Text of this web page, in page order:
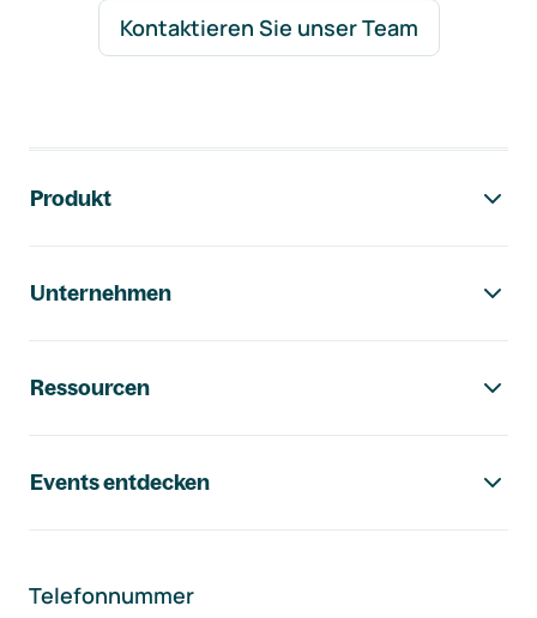
Kontaktieren Sie unser Team
Produkt
Unternehmen
Ressourcen
Events entdecken
Telefonnummer